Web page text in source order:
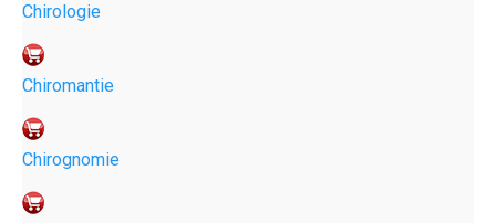
Chirologie
Chiromantie
Chirognomie